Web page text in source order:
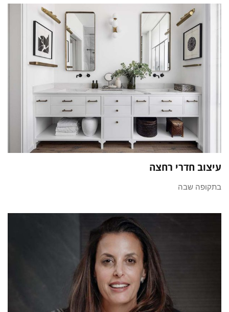
עיצוב חדרי רחצה
בתקופה שבה